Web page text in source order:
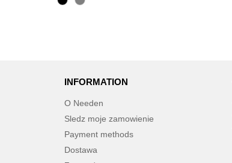
INFORMATION
O Needen
Sledz moje zamowienie
Payment methods
Dostawa